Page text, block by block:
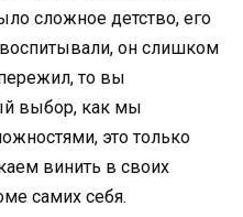
сложное детство, его
он слишком
то вы
выбор, как мы
это только
винить в своих
самих себя.